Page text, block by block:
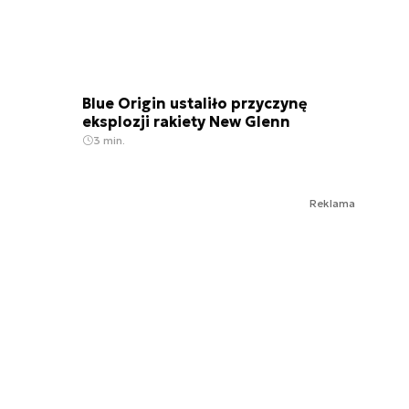
Blue Origin ustaliło przyczynę
eksplozji rakiety New Glenn
3 min.
Reklama